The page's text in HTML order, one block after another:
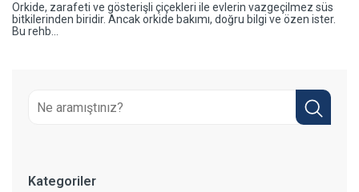
Orkide, zarafeti ve gösterişli çiçekleri ile evlerin vazgeçilmez süs
bitkilerinden biridir. Ancak orkide bakımı, doğru bilgi ve özen ister.
Bu rehb...
Kategoriler